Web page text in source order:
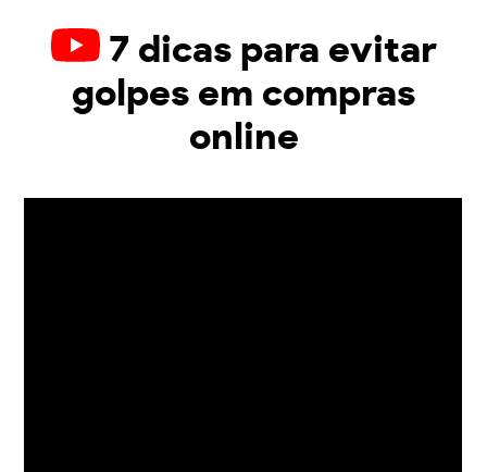
7 dicas para evitar
golpes em compras
online